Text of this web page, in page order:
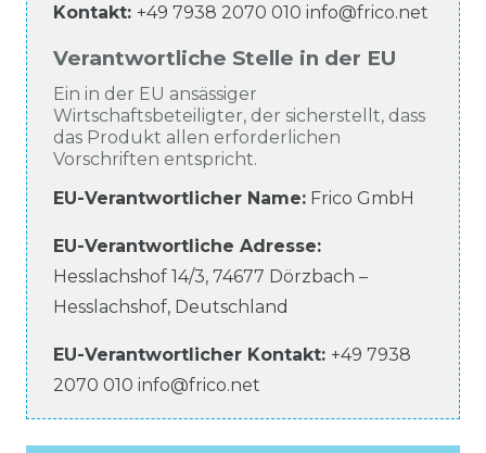
Kontakt: +49 7938 2070 010 info@frico.net
Verantwortliche Stelle in der EU
Ein in der EU ansässiger
Wirtschaftsbeteiligter, der sicherstellt, dass
das Produkt allen erforderlichen
Vorschriften entspricht.
EU-Verantwortlicher Name: Frico GmbH
EU-Verantwortliche Adresse:
Hesslachshof 14/3, 74677 Dörzbach –
Hesslachshof, Deutschland
EU-Verantwortlicher Kontakt: +49 7938
2070 010 info@frico.net